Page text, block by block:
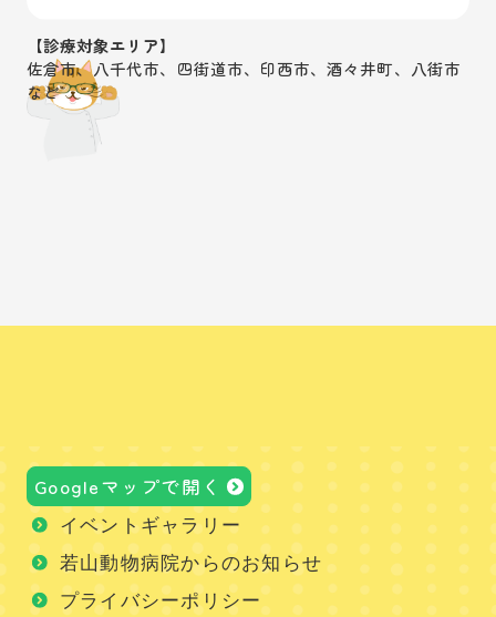
【診療対象エリア】
佐倉市、八千代市、四街道市、印西市、酒々井町、八街市
など
Googleマップで開く
イベントギャラリー
若山動物病院からのお知らせ
プライバシーポリシー